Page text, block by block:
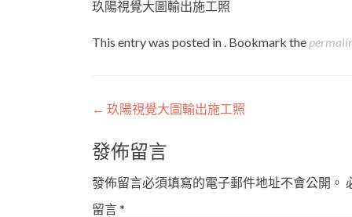
玖陽視覺大圖輸出施工照
This entry was posted in . Bookmark the
Post
navigation
← 玖陽視覺大圖輸出施工照
發佈留言
發佈留言必須填寫的電子郵件地址不會公開。
留言*